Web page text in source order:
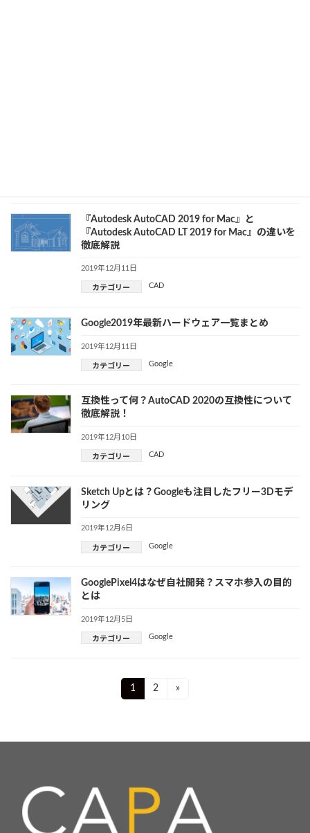
『Autodesk AutoCAD 2019 for Mac』と
『Autodesk AutoCAD LT 2019 for Mac』の違いを
徹底解説
2019年12月11日
カテゴリー CAD
Google2019年最新ハードウェア一覧まとめ
2019年12月11日
カテゴリー Google
互換性って何？AutoCAD 2020の互換性について
徹底解説！
2019年12月10日
カテゴリー CAD
Sketch Upとは？Googleも注目したフリー3Dモデ
リング
2019年12月6日
カテゴリー Google
GooglePixel4はなぜ自社開発？スマホ参入の目的
とは
2019年12月5日
カテゴリー Google
ー
シ
Page
1 Page
2 »